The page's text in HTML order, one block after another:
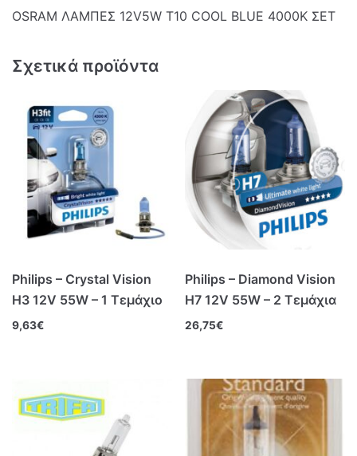
OSRAM ΛΑΜΠΕΣ 12V5W T10 COOL BLUE 4000K ΣΕΤ
Σχετικά προϊόντα
Philips – Crystal Vision
H3 12V 55W – 1 Τεμάχιο
9,63€
Philips – Diamond Vision
H7 12V 55W – 2 Τεμάχια
26,75€